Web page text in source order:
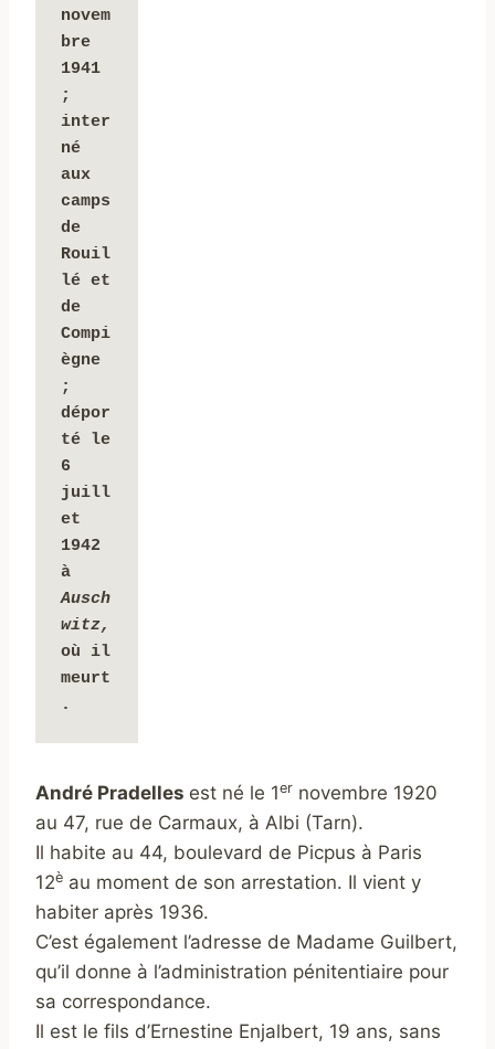
novem
bre
1941
;
inter
né
aux
camps
de
Rouil
lé et
de
Compi
ègne
dépor
té le
6
juill
et
1942
à
Ausch
où il
meurt
.
André Pradelles est né le 1er novembre 1920
au 47, rue de Carmaux, à Albi (Tarn).
Il habite au 44, boulevard de Picpus à Paris
12è au moment de son arrestation. Il vient y
habiter après 1936.
C’est également l’adresse de Madame Guilbert,
qu’il donne à l’administration pénitentiaire pour
sa correspondance.
Il est le fils d’Ernestine Enjalbert, 19 ans, sans